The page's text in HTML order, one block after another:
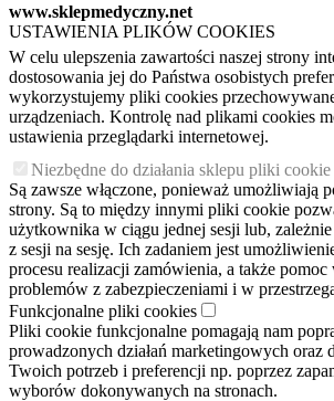
www.sklepmedyczny.net
USTAWIENIA PLIKÓW COOKIES
W celu ulepszenia zawartości naszej strony
dostosowania jej do Państwa osobistych
wykorzystujemy pliki cookies
urządzeniach. Kontrolę nad plikami cookies
ustawienia przeglądarki internetowej.
Niezbędne do działania sklepu pliki cookie
Są zawsze włączone, ponieważ umożliwiają
strony. Są to między innymi pliki cookie
użytkownika w ciągu jednej sesji lub,
z sesji na sesję. Ich zadaniem jest
procesu realizacji zamówienia, a także
problemów z zabezpieczeniami i w
Funkcjonalne pliki cookies
Pliki cookie funkcjonalne pomagają nam
prowadzonych działań marketingowych oraz
Twoich potrzeb i preferencji np. poprzez
wyborów dokonywanych na stronach.